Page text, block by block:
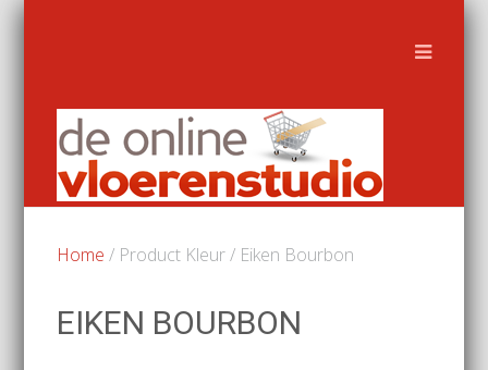
Home / Product Kleur / Eiken Bourbon
EIKEN BOURBON